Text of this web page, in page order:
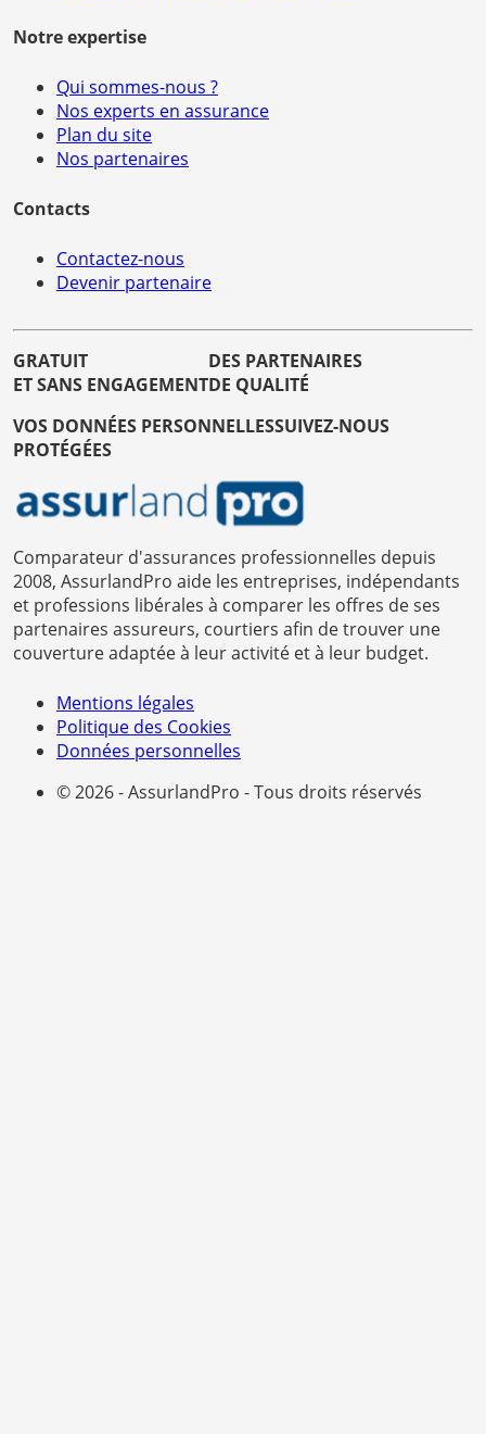
Notre expertise
Qui sommes-nous ?
Nos experts en assurance
Plan du site
Nos partenaires
Contacts
Contactez-nous
Devenir partenaire
GRATUIT
ET SANS ENGAGEMENT
DES PARTENAIRES
DE QUALITÉ
VOS DONNÉES PERSONNELLES
PROTÉGÉES
SUIVEZ-NOUS
Comparateur d'assurances professionnelles depuis
2008, AssurlandPro aide les entreprises, indépendants
et professions libérales à comparer les offres de ses
partenaires assureurs, courtiers afin de trouver une
couverture adaptée à leur activité et à leur budget.
Mentions légales
Politique des Cookies
Données personnelles
© 2026 - AssurlandPro - Tous droits réservés